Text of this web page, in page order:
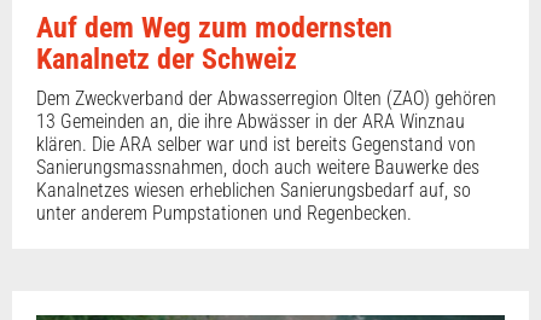
Auf dem Weg zum modernsten
Kanalnetz der Schweiz
Dem Zweckverband der Abwasserregion Olten (ZAO) gehören
13 Gemeinden an, die ihre Abwässer in der ARA Winznau
klären. Die ARA selber war und ist bereits Gegenstand von
Sanierungsmassnahmen, doch auch weitere Bauwerke des
Kanalnetzes wiesen erheblichen Sanierungsbedarf auf, so
unter anderem Pumpstationen und Regenbecken.